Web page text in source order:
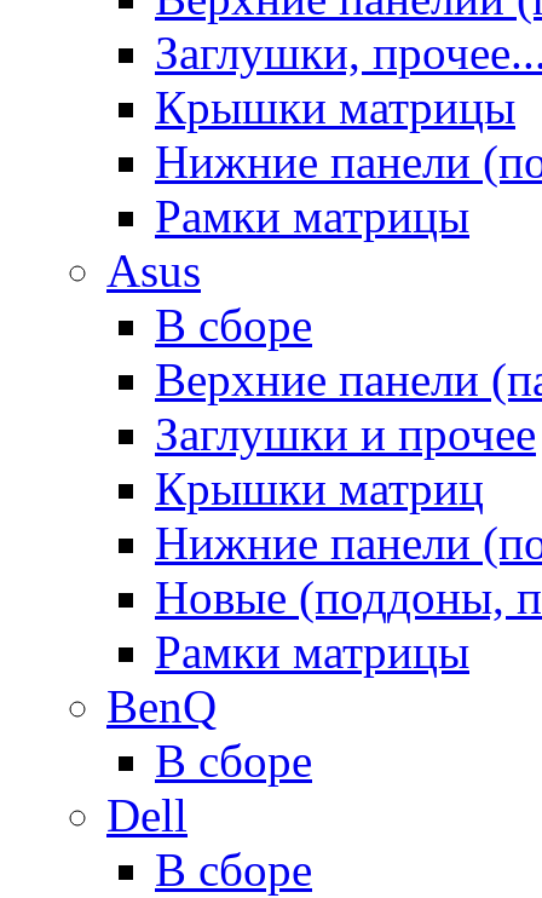
Заглушки,
Крышки матрицы
Нижние панели
Рамки матрицы
Asus
В сборе
Верхние панели
Заглушки и прочее
Крышки матриц
Нижние панели
Новые (поддоны,
Рамки матрицы
BenQ
В сборе
Dell
В сборе